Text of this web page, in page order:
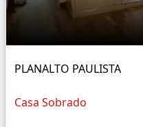
PLANALTO PAULISTA
Casa Sobrado